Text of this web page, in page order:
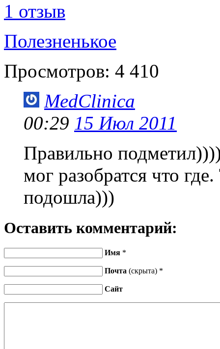
1 отзыв
Полезненькое
Просмотров: 4 410
MedClinica
00:29 15 Июл 2011
Правильно
мог разобратся что
подошла)))
Оставить комментарий:
Имя *
Почта (скрыта) *
Сайт